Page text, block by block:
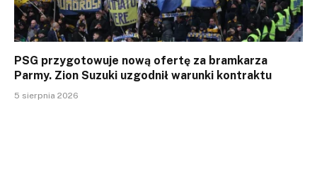
PSG przygotowuje nową ofertę za bramkarza
Parmy. Zion Suzuki uzgodnił warunki kontraktu
5 sierpnia 2026